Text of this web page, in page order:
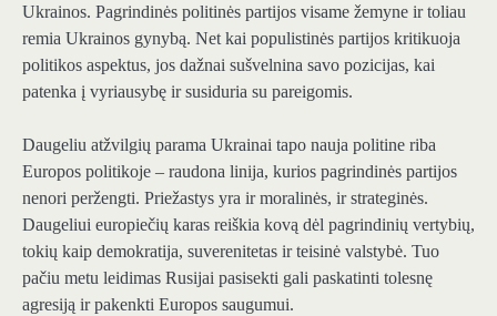
Ukrainos. Pagrindinės politinės partijos visame žemyne ​​ir toliau
remia Ukrainos gynybą. Net kai populistinės partijos kritikuoja
politikos aspektus, jos dažnai sušvelnina savo pozicijas, kai
patenka į vyriausybę ir susiduria su pareigomis.
Daugeliu atžvilgių parama Ukrainai tapo nauja politine riba
Europos politikoje – raudona linija, kurios pagrindinės partijos
nenori peržengti. Priežastys yra ir moralinės, ir strateginės.
Daugeliui europiečių karas reiškia kovą dėl pagrindinių vertybių,
tokių kaip demokratija, suverenitetas ir teisinė valstybė. Tuo
pačiu metu leidimas Rusijai pasisekti gali paskatinti tolesnę
agresiją ir pakenkti Europos saugumui.